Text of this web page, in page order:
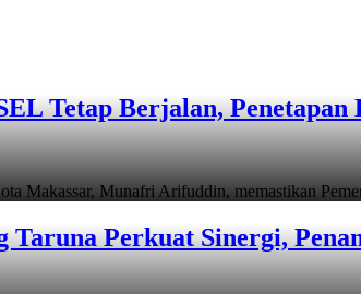
Tetap Berjalan, Penetapan
Munafri Arifuddin, memastikan
Perkuat Sinergi,